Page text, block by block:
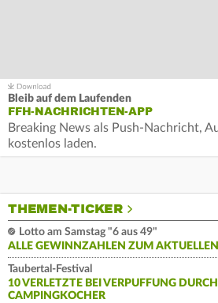
Bleib auf dem Laufenden
FFH-NACHRICHTEN-APP
Breaking News als Push-Nachricht,
kostenlos laden.
THEMEN-TICKER
Lotto am Samstag "6 aus 49"
ALLE GEWINNZAHLEN ZUM
Taubertal-Festival
10 VERLETZTE BEI VERPUFFUNG DURCH
CAMPINGKOCHER